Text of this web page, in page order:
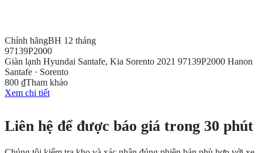
Chính hãngBH 12 tháng
97139P2000
Giàn lạnh Hyundai Santafe, Kia Sorento 2021 97139P2000 Hanon
Santafe · Sorento
800 ₫Tham khảo
Xem chi tiết
Liên hệ để được báo giá trong 30 phút